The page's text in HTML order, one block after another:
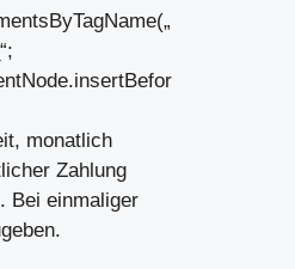
monatlich
Zahlung
Bei einmaliger